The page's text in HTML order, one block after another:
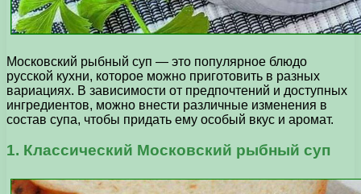
Московский рыбный суп — это популярное блюдо
русской кухни, которое можно приготовить в разных
вариациях. В зависимости от предпочтений и доступных
ингредиентов, можно внести различные изменения в
состав супа, чтобы придать ему особый вкус и аромат.
1. Классический Московский рыбный суп